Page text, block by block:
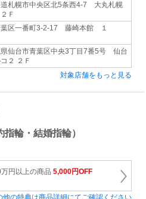
札幌市中央区北5条西4-7 大丸札幌
Ｆ
葉区一番町3-2-17 藤崎本館 １
仙台市青葉区中央3丁目7番5号 仙台
２ ２Ｆ
対象店舗をもっと見る
輪・結婚指輪）
円以上の商品 5,000円OFF
他の特典は商品詳細にてご確認ください